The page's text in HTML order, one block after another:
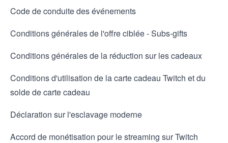
Code de conduite des événements
Conditions générales de l'offre ciblée - Subs-gifts
Conditions générales de la réduction sur les cadeaux
Conditions d'utilisation de la carte cadeau Twitch et du
solde de carte cadeau
Déclaration sur l'esclavage moderne
Accord de monétisation pour le streaming sur Twitch